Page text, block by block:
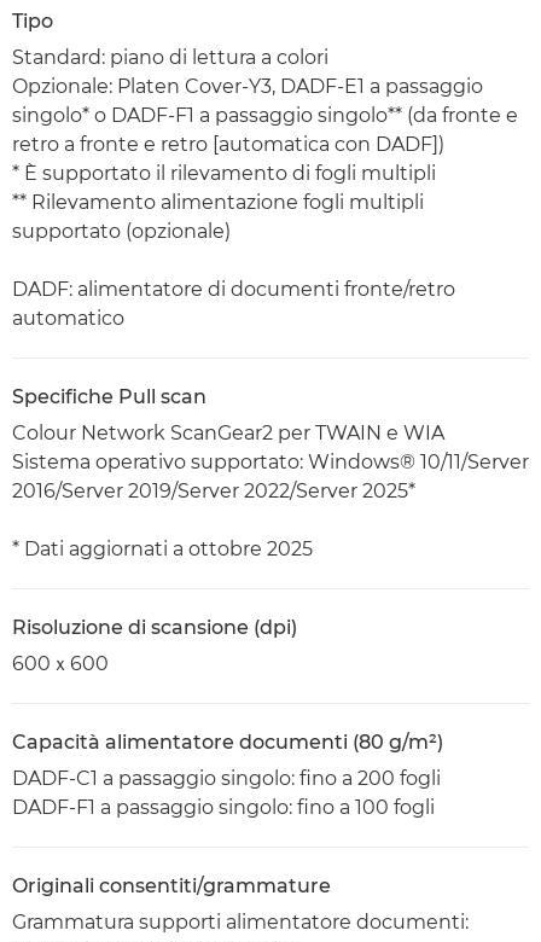
Tipo
Standard: piano di lettura a colori
Opzionale: Platen Cover-Y3, DADF-E1 a passaggio
singolo* o DADF-F1 a passaggio singolo** (da fronte e
retro a fronte e retro [automatica con DADF])
* È supportato il rilevamento di fogli multipli
** Rilevamento alimentazione fogli multipli
supportato (opzionale)
DADF: alimentatore di documenti fronte/retro
automatico
Specifiche Pull scan
Colour Network ScanGear2 per TWAIN e WIA
Sistema operativo supportato: Windows® 10/11/Server
2016/Server 2019/Server 2022/Server 2025*
* Dati aggiornati a ottobre 2025
Risoluzione di scansione (dpi)
600ｘ600
Capacità alimentatore documenti (80 g/m²)
DADF-C1 a passaggio singolo: fino a 200 fogli
DADF-F1 a passaggio singolo: fino a 100 fogli
Originali consentiti/grammature
Grammatura supporti alimentatore documenti: